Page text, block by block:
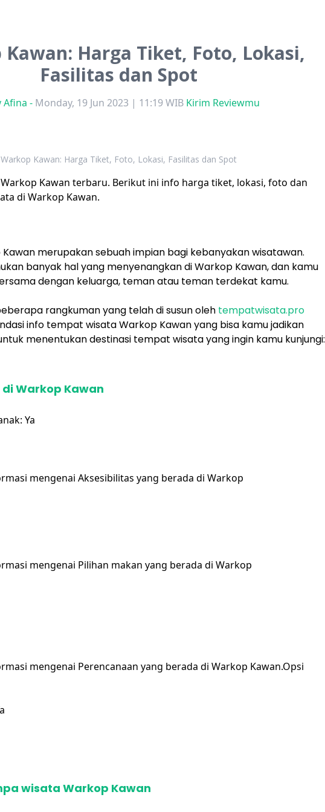
Harga Tiket, Foto, Lokasi,
Fasilitas dan Spot
Afina - Monday, 19 Jun 2023 | 11:19 WIB Kirim Reviewmu
Warkop Kawan: Harga Tiket, Foto, Lokasi, Fasilitas dan Spot
Kawan terbaru. Berikut ini info harga tiket, lokasi, foto dan
di Warkop Kawan.
Kawan merupakan sebuah impian bagi kebanyakan wisatawan.
banyak hal yang menyenangkan di Warkop Kawan, dan kamu
dengan keluarga, teman atau teman terdekat kamu.
rangkuman yang telah di susun oleh tempatwisata.pro
info tempat wisata Warkop Kawan yang bisa kamu jadikan
menentukan destinasi tempat wisata yang ingin kamu kunjungi:
Warkop Kawan
Ya
mengenai Aksesibilitas yang berada di Warkop
mengenai Pilihan makan yang berada di Warkop
mengenai Perencanaan yang berada di Warkop Kawan.Opsi
wisata Warkop Kawan